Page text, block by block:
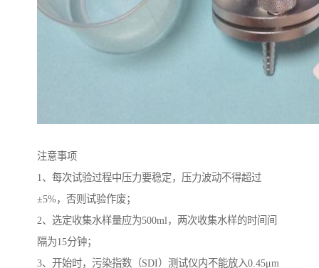
注意事项
1、每次试验过程中压力要稳定，压力波动不得超过
±5%，否则试验作废；
2、选定收集水样量应为500ml，两次收集水样的时间间
隔为15分钟；
3、开始时，污染指数（SDI）测试仪内不能放入0.45μm